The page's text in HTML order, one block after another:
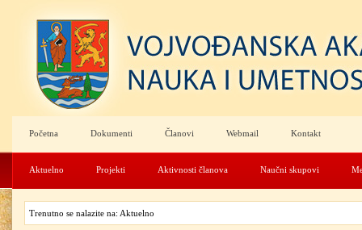
Početna Dokumenti Članovi Webmail Kontakt
Aktuelno Projekti Aktivnosti članova Naučni skupovi
Trenutno se nalazite na: Aktuelno